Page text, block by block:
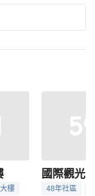
樓
國際觀光
48年社區